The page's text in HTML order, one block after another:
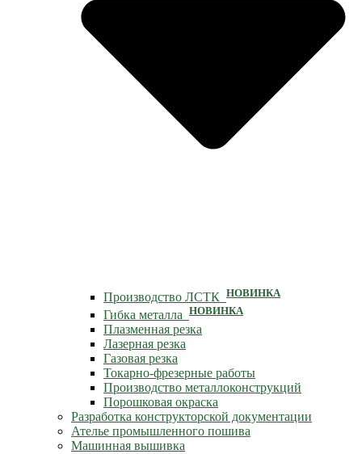
Производство ЛСТК НОВИНКА
Гибка металла НОВИНКА
Плазменная резка
Лазерная резка
Газовая резка
Токарно-фрезерные работы
Производство металлоконструкций
Порошковая окраска
Разработка конструкторской документации
Ателье промышленного пошива
Машинная вышивка